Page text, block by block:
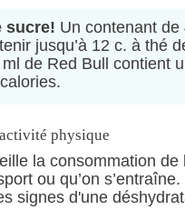
sucre! Un contenant
jusqu’à 12 c. à thé
de Red Bull contient
physique
la consommation
ou qu’on
signes d'une